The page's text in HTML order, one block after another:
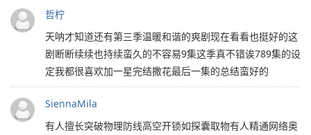
哲柠
天呐才知道还有第三季温暖和谐的爽剧现在看看也挺好的这
剧断断续续也持续蛮久的不容易9集这季真不错诶789集的设
定我都很喜欢加一星完结撒花最后一集的总结蛮好的
SiennaMila
有人擅长突破物理防线高空开锁如探囊取物有人精通网络奥